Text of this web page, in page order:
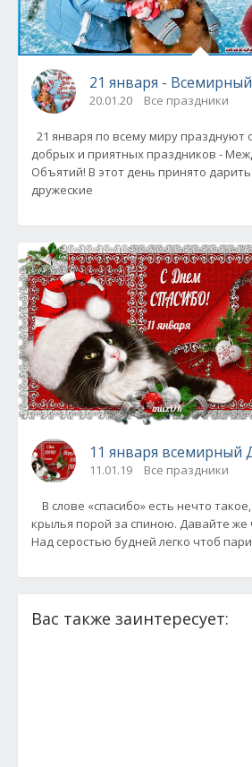
21 января -
20.01.20 Все праздники
21 января по всему миру празднуют
добрых и приятных праздников -
Объятий! В этот день принято дарить
дружеские
11 января всемирный
11.01.19 Все праздники
В слове «спасибо» есть нечто такое, Что дарит нам
крылья порой за спиною. Давайте же чаще его говорить,
Над серостью будней легко чтоб
Вас также заинтересует: